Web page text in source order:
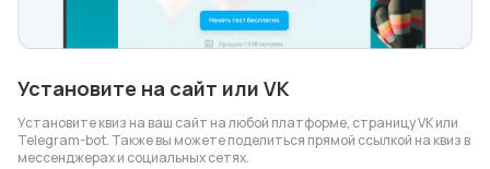
Установите на сайт или VK
Установите квиз на ваш сайт на любой платформе, страницу VK или
Telegram-bot. Также вы можете поделиться прямой ссылкой на квиз в
мессенджерах и социальных сетях.